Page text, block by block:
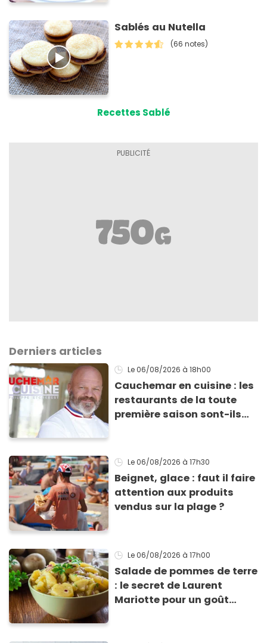
Sablés au Nutella
(66 notes)
Recettes Sablé
Derniers articles
Le 06/08/2026 à 18h00
Cauchemar en cuisine : les
restaurants de la toute
première saison sont-ils
Le 06/08/2026 à 17h30
Beignet, glace : faut il faire
attention aux produits
vendus sur la plage ?
Le 06/08/2026 à 17h00
Salade de pommes de terre
: le secret de Laurent
Mariotte pour un goût